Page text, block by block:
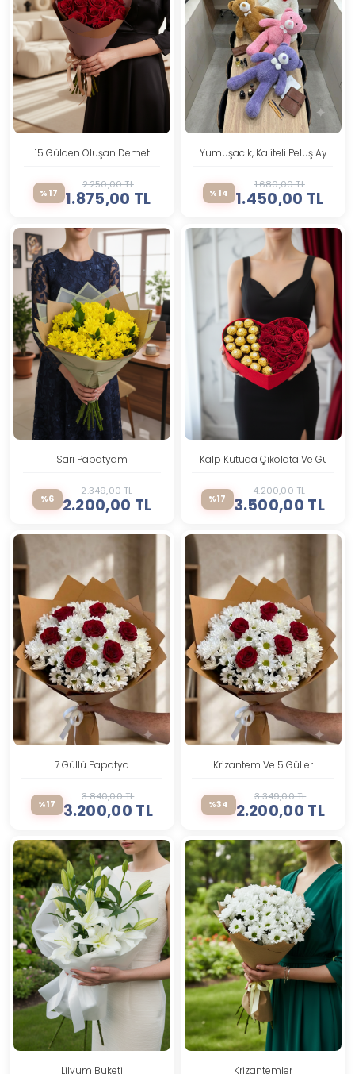
15 Gülden Oluşan Demet
%17
2.250,00 TL
1.875,00 TL
Yumuşacık, Kaliteli Peluş
%14
1.680,00 TL
1.450,00 TL
Sarı Papatyam
%6
2.349,00 TL
2.200,00 TL
Kalp Kutuda Çikolata Ve Güller
%17
4.200,00 TL
3.500,00 TL
7 Güllü Papatya
%17
3.840,00 TL
3.200,00 TL
Krizantem Ve 5 Güller
%34
3.349,00 TL
2.200,00 TL
Lilyum Buketi Krizantemler